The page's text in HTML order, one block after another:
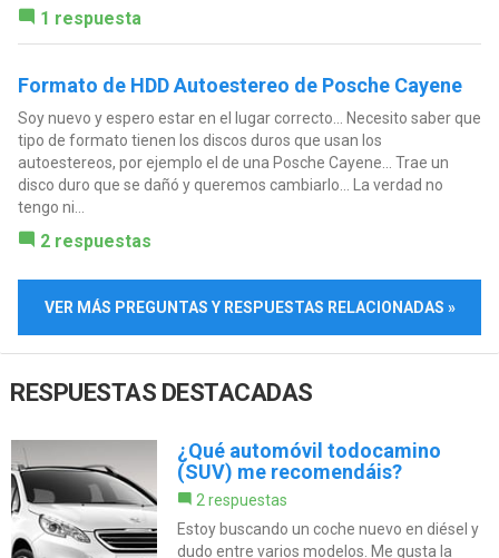
1 respuesta
Formato de HDD Autoestereo de Posche Cayene
Soy nuevo y espero estar en el lugar correcto... Necesito saber que
tipo de formato tienen los discos duros que usan los
autoestereos, por ejemplo el de una Posche Cayene... Trae un
disco duro que se dañó y queremos cambiarlo... La verdad no
tengo ni...
2 respuestas
VER MÁS PREGUNTAS Y RESPUESTAS RELACIONADAS »
RESPUESTAS DESTACADAS
¿Qué automóvil todocamino
(SUV) me recomendáis?
2 respuestas
Estoy buscando un coche nuevo en diésel y
dudo entre varios modelos. Me gusta la